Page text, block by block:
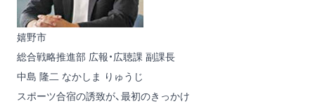
嬉野市
総合戦略推進部 広報・広聴課 副課長
中島 隆二 なかしま りゅうじ
スポーツ合宿の誘致が、最初のきっかけ